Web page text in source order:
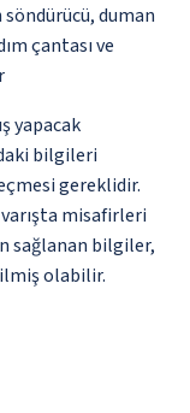
duman
çantası ve
yapacak
bilgileri
gereklidir.
misafirleri
sağlanan bilgiler,
olabilir.